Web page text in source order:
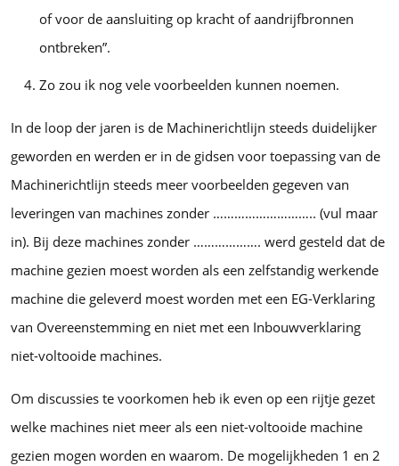
of voor de aansluiting op kracht of aandrijfbronnen
ontbreken”.
Zo zou ik nog vele voorbeelden kunnen noemen.
In de loop der jaren is de Machinerichtlijn steeds duidelijker
geworden en werden er in de gidsen voor toepassing van de
Machinerichtlijn steeds meer voorbeelden gegeven van
leveringen van machines zonder ……………………….. (vul maar
in). Bij deze machines zonder ………………. werd gesteld dat de
machine gezien moest worden als een zelfstandig werkende
machine die geleverd moest worden met een EG-Verklaring
van Overeenstemming en niet met een Inbouwverklaring
niet-voltooide machines.
Om discussies te voorkomen heb ik even op een rijtje gezet
welke machines niet meer als een niet-voltooide machine
gezien mogen worden en waarom. De mogelijkheden 1 en 2